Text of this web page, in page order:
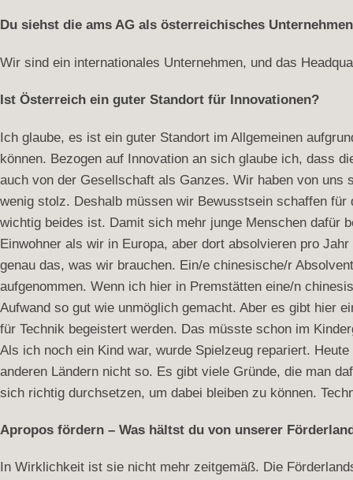
Du siehst die ams AG als österreichisches
Wir sind ein internationales Unternehmen, und das
Ist Österreich ein guter Standort für Innovationen?
Ich glaube, es ist ein guter Standort im Allgemeinen
können. Bezogen auf Innovation an sich glaube ich, dass
auch von der Gesellschaft als Ganzes. Wir haben von
wenig stolz. Deshalb müssen wir Bewusstsein schaffen für
wichtig beides ist. Damit sich mehr junge Menschen dafür
Einwohner als wir in Europa, aber dort absolvieren pro
genau das, was wir brauchen. Ein/e chinesische/r
aufgenommen. Wenn ich hier in Premstätten eine/n
Aufwand so gut wie unmöglich gemacht. Aber es gibt hier
für Technik begeistert werden. Das müsste schon im
Als ich noch ein Kind war, wurde Spielzeug repariert.
anderen Ländern nicht so. Es gibt viele Gründe, die man
sich richtig durchsetzen, um dabei bleiben zu können.
Apropos fördern – Was hältst du von unserer
In Wirklichkeit ist sie nicht mehr zeitgemäß. Die